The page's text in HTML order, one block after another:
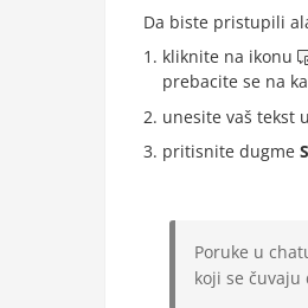
Da biste pristupili
kliknite na ikonu
prebacite se na
unesite vaš tekst
pritisnite dugme
Poruke u
koji se čuvaju